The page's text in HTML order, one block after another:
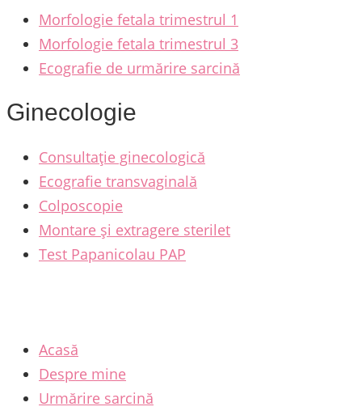
Morfologie fetala trimestrul 1
Morfologie fetala trimestrul 3
Ecografie de urmărire sarcină
Ginecologie
Consultație ginecologică
Ecografie transvaginală
Colposcopie
Montare și extragere sterilet
Test Papanicolau PAP
Acasă
Despre mine
Urmărire sarcină